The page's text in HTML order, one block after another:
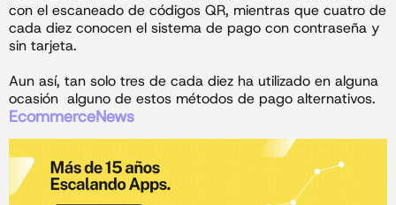
con el escaneado de códigos QR, mientras que cuatro de
cada diez conocen el sistema de pago con contraseña y
sin tarjeta.
Aun así, tan solo tres de cada diez ha utilizado en alguna
ocasión alguno de estos métodos de pago alternativos.
EcommerceNews